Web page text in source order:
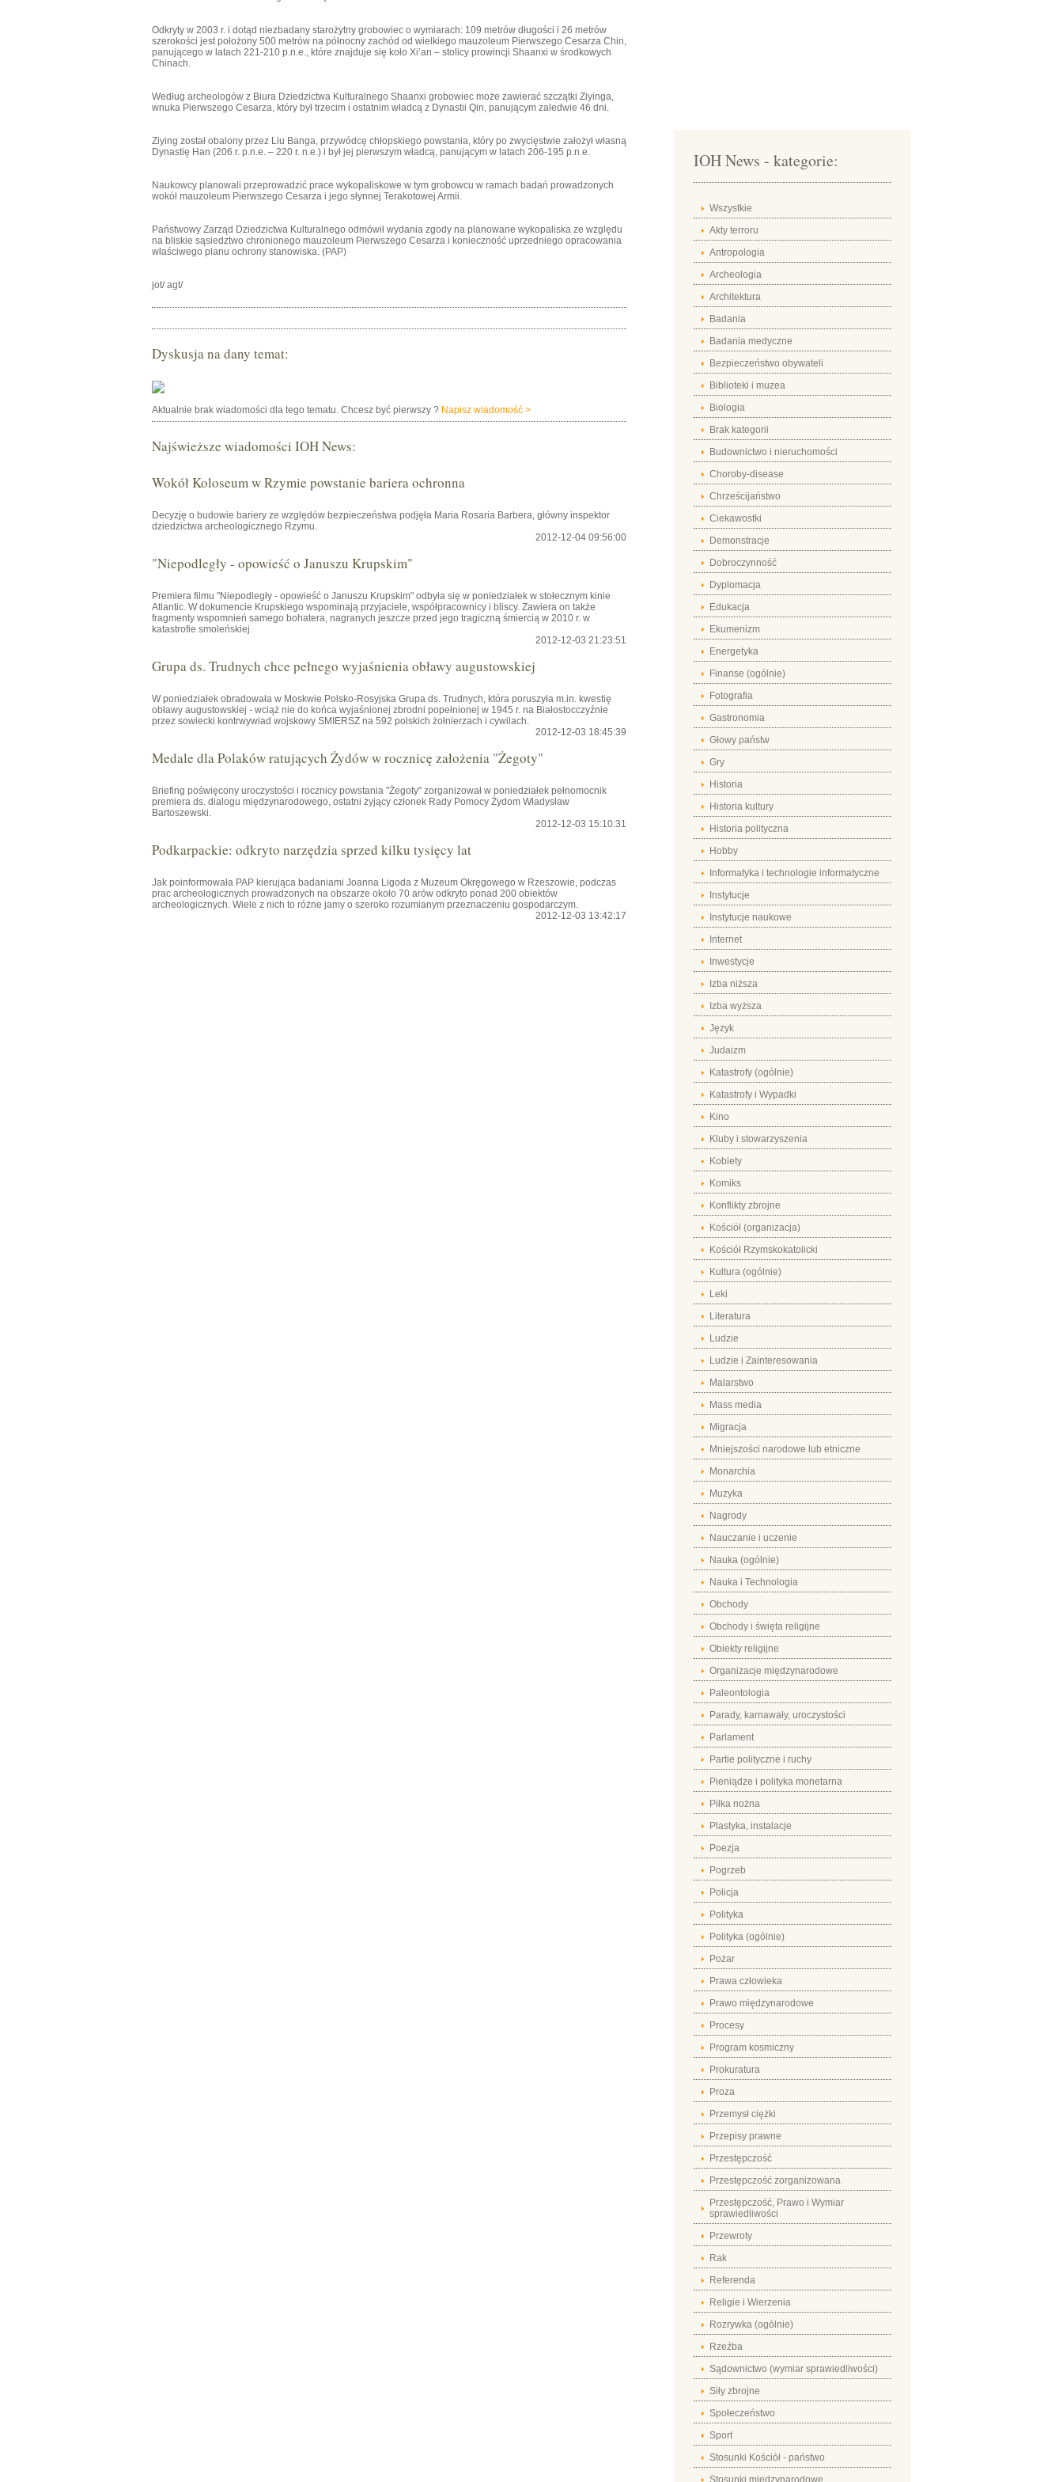
Odkryty w 2003 r. i dotąd niezbadany starożytny grobowiec o wymiarach: 109 metrów długości i 26 metrów
szerokości jest położony 500 metrów na północny zachód od wielkiego mauzoleum Pierwszego Cesarza Chin,
panującego w latach 221-210 p.n.e., które znajduje się koło Xi’an – stolicy prowincji Shaanxi w środkowych
Chinach.
Według archeologów z Biura Dziedzictwa Kulturalnego Shaanxi grobowiec może zawierać szczątki Ziyinga,
wnuka Pierwszego Cesarza, który był trzecim i ostatnim władcą z Dynastii Qin, panującym zaledwie 46 dni.
Ziying został obalony przez Liu Banga, przywódcę chłopskiego powstania, który po zwycięstwie założył własną
Dynastię Han (206 r. p.n.e. – 220 r. n.e.) i był jej pierwszym władcą, panującym w latach 206-195 p.n.e.
Naukowcy planowali przeprowadzić prace wykopaliskowe w tym grobowcu w ramach badań prowadzonych
wokół mauzoleum Pierwszego Cesarza i jego słynnej Terakotowej Armii.
Państwowy Zarząd Dziedzictwa Kulturalnego odmówił wydania zgody na planowane wykopaliska ze względu
na bliskie sąsiedztwo chronionego mauzoleum Pierwszego Cesarza i konieczność uprzedniego opracowania
właściwego planu ochrony stanowiska. (PAP)
jot/ agt/
Dyskusja na dany temat:
Aktualnie brak wiadomości dla tego tematu. Chcesz być pierwszy ? Napisz wiadomość >
Najświeższe wiadomości IOH News:
Wokół Koloseum w Rzymie powstanie bariera ochronna
Decyzję o budowie bariery ze względów bezpieczeństwa podjęła Maria Rosaria Barbera, główny inspektor
dziedzictwa archeologicznego Rzymu.
2012-12-04 09:56:00
"Niepodległy - opowieść o Januszu Krupskim"
Premiera filmu "Niepodległy - opowieść o Januszu Krupskim" odbyła się w poniedziałek w stołecznym kinie
Atlantic. W dokumencie Krupskiego wspominają przyjaciele, współpracownicy i bliscy. Zawiera on także
fragmenty wspomnień samego bohatera, nagranych jeszcze przed jego tragiczną śmiercią w 2010 r. w
katastrofie smoleńskiej.
2012-12-03 21:23:51
Grupa ds. Trudnych chce pełnego wyjaśnienia obławy augustowskiej
W poniedziałek obradowała w Moskwie Polsko-Rosyjska Grupa ds. Trudnych, która poruszyła m.in. kwestię
obławy augustowskiej - wciąż nie do końca wyjaśnionej zbrodni popełnionej w 1945 r. na Białostocczyźnie
przez sowiecki kontrwywiad wojskowy SMIERSZ na 592 polskich żołnierzach i cywilach.
2012-12-03 18:45:39
Medale dla Polaków ratujących Żydów w rocznicę założenia "Żegoty"
Briefing poświęcony uroczystości i rocznicy powstania "Żegoty" zorganizował w poniedziałek pełnomocnik
premiera ds. dialogu międzynarodowego, ostatni żyjący członek Rady Pomocy Żydom Władysław
Bartoszewski.
2012-12-03 15:10:31
Podkarpackie: odkryto narzędzia sprzed kilku tysięcy lat
Jak poinformowała PAP kierująca badaniami Joanna Ligoda z Muzeum Okręgowego w Rzeszowie, podczas
prac archeologicznych prowadzonych na obszarze około 70 arów odkryto ponad 200 obiektów
archeologicznych. Wiele z nich to różne jamy o szeroko rozumianym przeznaczeniu gospodarczym.
2012-12-03 13:42:17
IOH News - kategorie:
Wszystkie
Akty terroru
Antropologia
Archeologia
Architektura
Badania
Badania medyczne
Bezpieczeństwo obywateli
Biblioteki i muzea
Biologia
Brak kategorii
Budownictwo i nieruchomości
Choroby-disease
Chrześcijaństwo
Ciekawostki
Demonstracje
Dobroczynność
Dyplomacja
Edukacja
Ekumenizm
Energetyka
Finanse (ogólnie)
Fotografia
Gastronomia
Głowy państw
Gry
Historia
Historia kultury
Historia polityczna
Hobby
Informatyka i technologie informatyczne
Instytucje
Instytucje naukowe
Internet
Inwestycje
Izba niższa
Izba wyższa
Język
Judaizm
Katastrofy (ogólnie)
Katastrofy i Wypadki
Kino
Kluby i stowarzyszenia
Kobiety
Komiks
Konflikty zbrojne
Kościół (organizacja)
Kościół Rzymskokatolicki
Kultura (ogólnie)
Leki
Literatura
Ludzie
Ludzie i Zainteresowania
Malarstwo
Mass media
Migracja
Mniejszości narodowe lub etniczne
Monarchia
Muzyka
Nagrody
Nauczanie i uczenie
Nauka (ogólnie)
Nauka i Technologia
Obchody
Obchody i święta religijne
Obiekty religijne
Organizacje międzynarodowe
Paleontologia
Parady, karnawały, uroczystości
Parlament
Partie polityczne i ruchy
Pieniądze i polityka monetarna
Piłka nożna
Plastyka, instalacje
Poezja
Pogrzeb
Policja
Polityka
Polityka (ogólnie)
Pożar
Prawa człowieka
Prawo międzynarodowe
Procesy
Program kosmiczny
Prokuratura
Proza
Przemysł ciężki
Przepisy prawne
Przestępczość
Przestępczość zorganizowana
Przestępczość, Prawo i Wymiar
sprawiedliwości
Przewroty
Rak
Referenda
Religie i Wierzenia
Rozrywka (ogólnie)
Rzeźba
Sądownictwo (wymiar sprawiedliwości)
Siły zbrojne
Społeczeństwo
Sport
Stosunki Kościół - państwo
Stosunki międzynarodowe